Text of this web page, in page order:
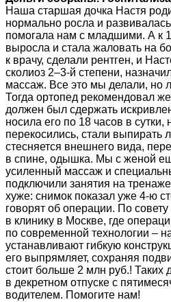
Наша старшая дочка Настя
нормально росла и
помогала нам с младшими. А к
выросла и стала жаловать на
к врачу, сделали рентген, и
сколиоз 2–3-й степени,
массаж. Все это мы делали, но
Тогда ортопед рекомендовал
должен был сдержать
носила его по 18 часов в
перекосились, стали выпирать
стесняется внешнего вида,
в спине, одышка. Мы с женой
усиленный массаж и
подключили занятия на
хуже: снимок показал уже 4-ю
говорят об операции. По
в клинику в Москве, где
по современной технологии –
устанавливают гибкую
его выпрямляет, сохраняя
стоит больше 2 млн руб.! Таких
в декретном отпуске с
водителем. Помогите нам!